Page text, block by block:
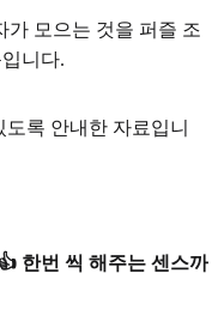
가 모으는 것을 퍼즐 조
니다.
록 안내한 자료입니
한번 씩 해주는 센스까